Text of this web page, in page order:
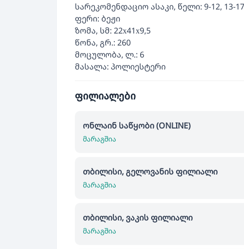
სარეკომენდაციო ასაკი, წელი: 9-12, 13-
ფერი: ბეჟი
ზომა, სმ: 22х41х9,5
წონა, გრ.: 260
მოცულობა, ლ.: 6
მასალა: პოლიესტერი
ფილიალები
ონლაინ საწყობი (ONLINE)
მარაგშია
თბილისი, გელოვანის ფილიალი
მარაგშია
თბილისი, ვაკის ფილიალი
მარაგშია